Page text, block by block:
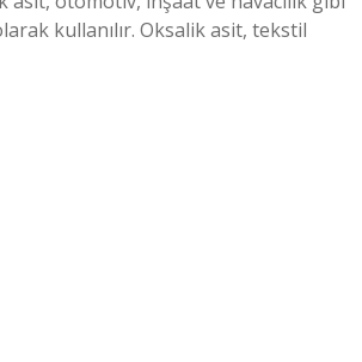
kullanılır. Oksalik asit, tekstil